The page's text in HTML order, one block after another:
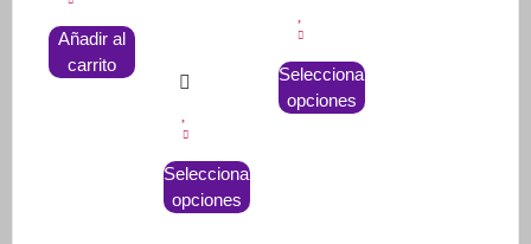
Añadir al
carrito
Seleccionar
opciones
producto
tiene
Seleccionar
opciones
producto
tiene